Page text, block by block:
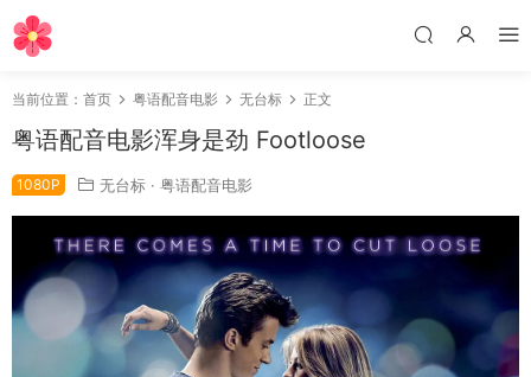
当前位置： 首页 粤语配音电影 无台标 正文
粤语配音电影浑身是劲 Footloose
1080P 无台标 · 粤语配音电影